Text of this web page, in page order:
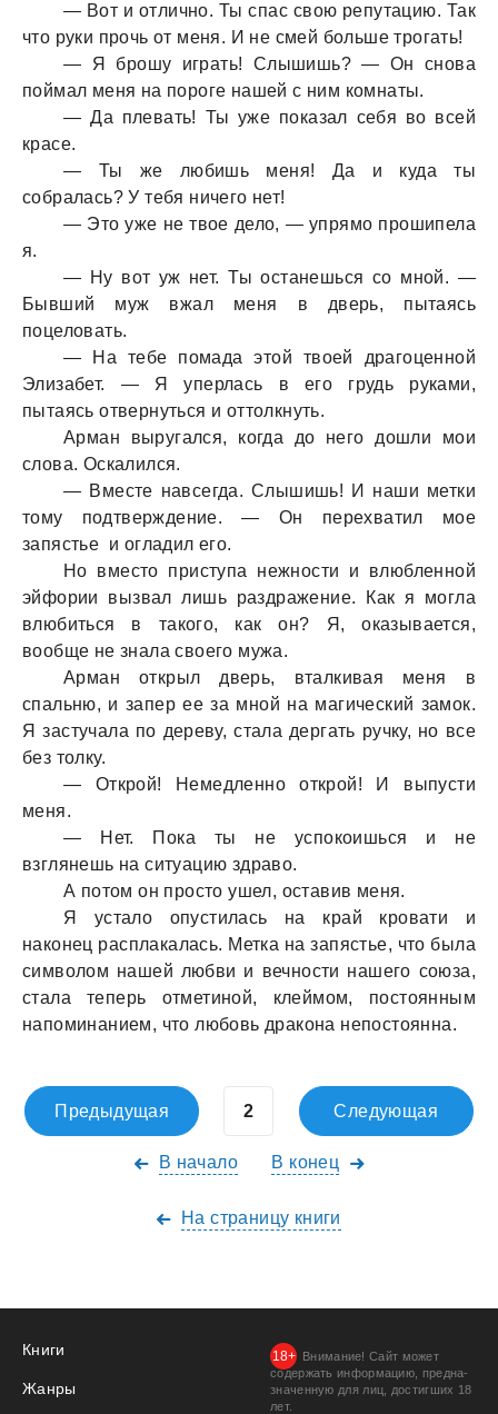
— Вот и отлично. Ты спас свою репутацию. Так
что руки прочь от меня. И не смей больше трогать!
— Я брошу играть! Слышишь? — Он снова
поймал меня на пороге нашей с ним комнаты.
— Да плевать! Ты уже показал себя во всей
красе.
— Ты же любишь меня! Да и куда ты
собралась? У тебя ничего нет!
— Это уже не твое дело, — упрямо прошипела
я.
— Ну вот уж нет. Ты останешься со мной. —
Бывший муж вжал меня в дверь, пытаясь
поцеловать.
— На тебе помада этой твоей драгоценной
Элизабет. — Я уперлась в его грудь руками,
пытаясь отвернуться и оттолкнуть.
Арман выругался, когда до него дошли мои
слова. Оскалился.
— Вместе навсегда. Слышишь! И наши метки
тому подтверждение. — Он перехватил мое
запястье и огладил его.
Но вместо приступа нежности и влюбленной
эйфории вызвал лишь раздражение. Как я могла
влюбиться в такого, как он? Я, оказывается,
вообще не знала своего мужа.
Арман открыл дверь, вталкивая меня в
спальню, и запер ее за мной на магический замок.
Я застучала по дереву, стала дергать ручку, но все
без толку.
— Открой! Немедленно открой! И выпусти
меня.
— Нет. Пока ты не успокоишься и не
взглянешь на ситуацию здраво.
А потом он просто ушел, оставив меня.
Я устало опустилась на край кровати и
наконец расплакалась. Метка на запястье, что была
символом нашей любви и вечности нашего союза,
стала теперь отметиной, клеймом, постоянным
напоминанием, что любовь дракона непостоянна.
Предыдущая Следующая
В начало В конец
На страницу книги
Книги
Жанры
Внимание! Сайт может
содержать информацию, предна­
значенную для лиц, дости­гших 18
лет.